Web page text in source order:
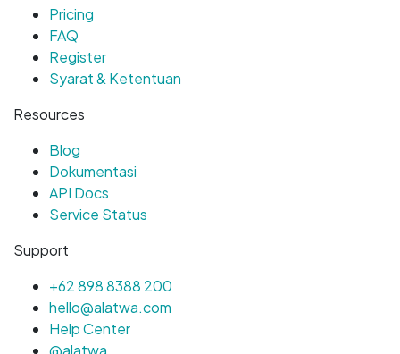
Pricing
FAQ
Register
Syarat & Ketentuan
Resources
Blog
Dokumentasi
API Docs
Service Status
Support
+62 898 8388 200
hello@alatwa.com
Help Center
@alatwa